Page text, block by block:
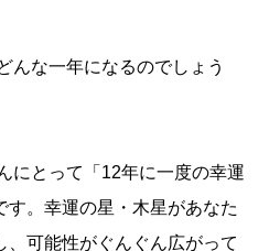
んな一年になるのでしょう
にとって「12年に一度の幸運
。幸運の星・木星があなた
、可能性がぐんぐん広がって